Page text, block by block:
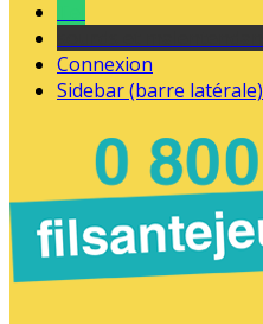
Connexion
Sidebar (barre latérale)